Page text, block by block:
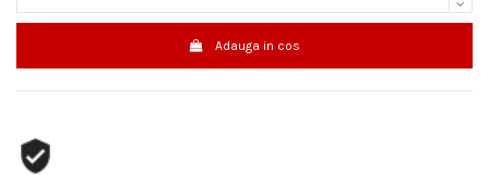
Adauga in cos